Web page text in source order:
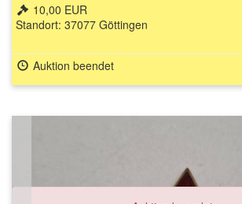
10,00 EUR
Standort: 37077 Göttingen
Auktion beendet